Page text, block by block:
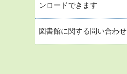
ンロードできます
図書館に関する問い合わせ